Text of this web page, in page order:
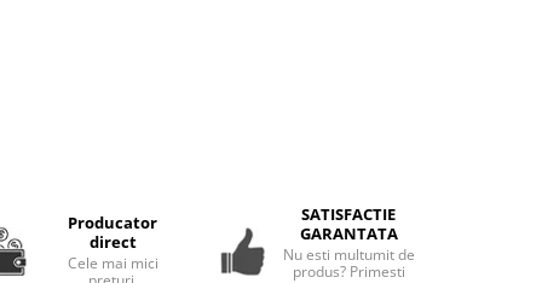
Producator
direct
Cele mai mici
SATISFACTIE
GARANTATA
Nu esti multumit de
produs? Primesti